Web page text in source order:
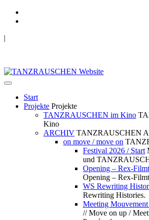
|
Start
Projekte Projekte
TANZRAUSCHEN im Kino
Kino
ARCHIV TANZRAUSCHEN
on move / move on
Festival 2026 / Start
und
Opening – Rex-
Opening – Rex-
WS Rewriting
Rewriting Histories.
Meeting Mouvement
// Move on up /